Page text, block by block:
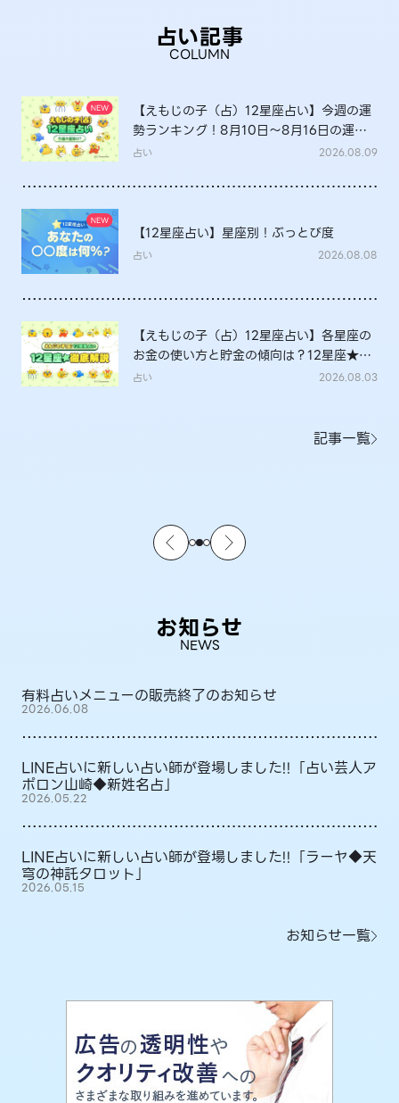
占い記事
COLUMN
【えもじの子（占）12星座占い】今週の運
勢ランキング！8月10日～8月16日の運勢
は？
占い 2026.08.09
【12星座占い】星座別！ぶっとび度
占い 2026.08.08
【えもじの子（占）12星座占い】各星座の
お金の使い方と貯金の傾向は？12星座★徹
底解説
占い 2026.08.03
記事一覧
お知らせ
NEWS
有料占いメニューの販売終了のお知らせ
2026.06.08
LINE占いに新しい占い師が登場しました!!「占い芸人ア
ポロン山崎◆新姓名占」
2026.05.22
LINE占いに新しい占い師が登場しました!!「ラーヤ◆天
穹の神託タロット」
2026.05.15
お知らせ一覧